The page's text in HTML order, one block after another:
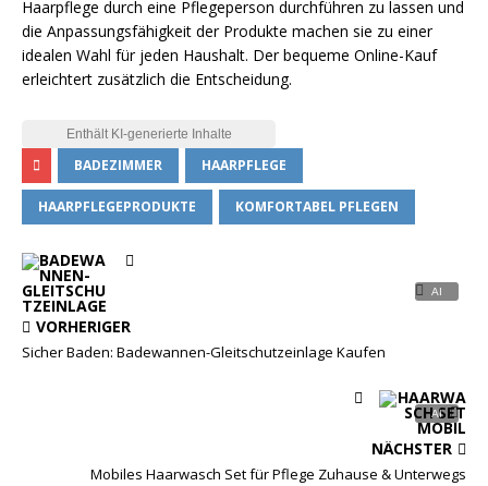
Haarpflege durch eine Pflegeperson durchführen zu lassen und
die Anpassungsfähigkeit der Produkte machen sie zu einer
idealen Wahl für jeden Haushalt. Der bequeme Online-Kauf
erleichtert zusätzlich die Entscheidung.
BADEZIMMER HAARPFLEGE
HAARPFLEGEPRODUKTE KOMFORTABEL PFLEGEN
VORHERIGER
Sicher Baden: Badewannen-Gleitschutzeinlage Kaufen
NÄCHSTER
Mobiles Haarwasch Set für Pflege Zuhause & Unterwegs